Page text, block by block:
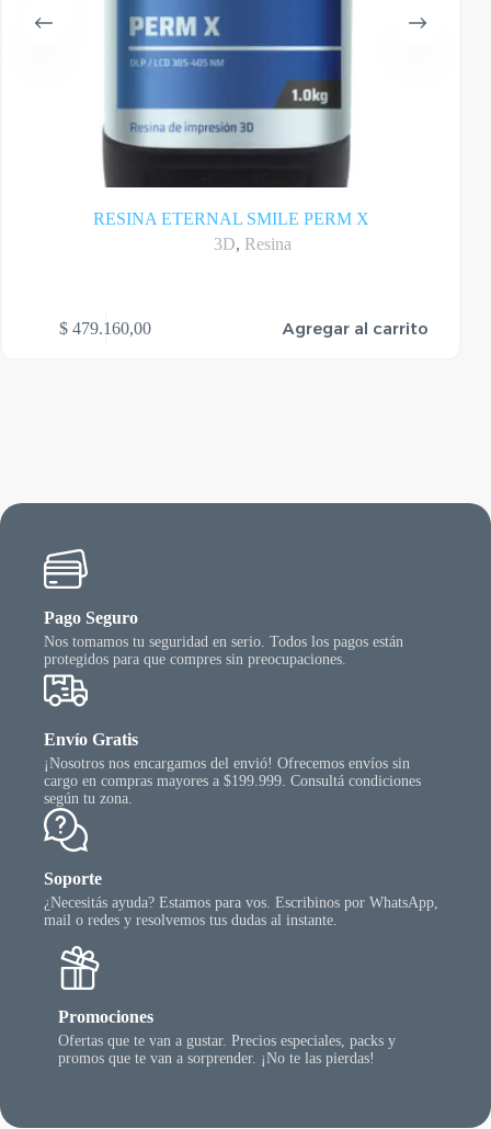
RESINA ETERNAL SMILE PERM X
3D, Resina
$ 479.160,00 Agregar al carrito
Pago Seguro
Nos tomamos tu seguridad en serio. Todos los pagos están
protegidos para que compres sin preocupaciones.
Envío Gratis
¡Nosotros nos encargamos del envió! Ofrecemos envíos sin
cargo en compras mayores a $199.999. Consultá condiciones
según tu zona.
Soporte
¿Necesitás ayuda? Estamos para vos. Escribinos por WhatsApp,
mail o redes y resolvemos tus dudas al instante.
Promociones
Ofertas que te van a gustar. Precios especiales, packs y
promos que te van a sorprender. ¡No te las pierdas!